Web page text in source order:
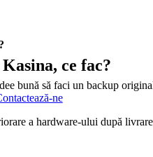
ce fac?
bună să faci un backup
ne
a hardware-ului după